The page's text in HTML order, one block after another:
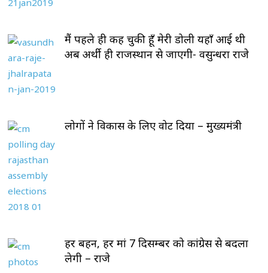
मैं पहले ही कह चुकी हूँ मेरी डोली यहाँ आई थी
अब अर्थी ही राजस्थान से जाएगी- वसुन्धरा राजे
लोगों ने विकास के लिए वोट दिया – मुख्यमंत्री
हर बहन, हर मां 7 दिसम्बर को कांग्रेस से बदला
लेगी – राजे